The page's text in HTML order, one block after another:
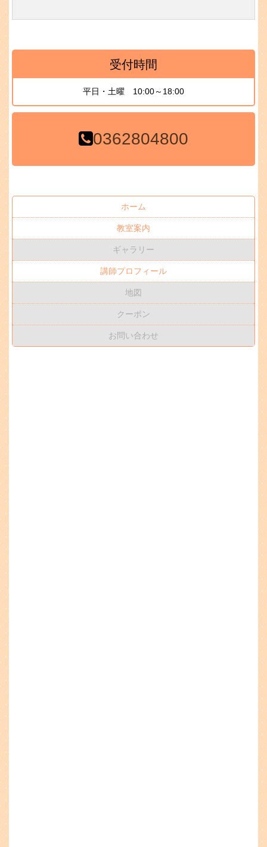
受付時間
平日・土曜 10:00～18:00
0362804800
ホーム
教室案内
ギャラリー
講師プロフィール
地図
クーポン
お問い合わせ